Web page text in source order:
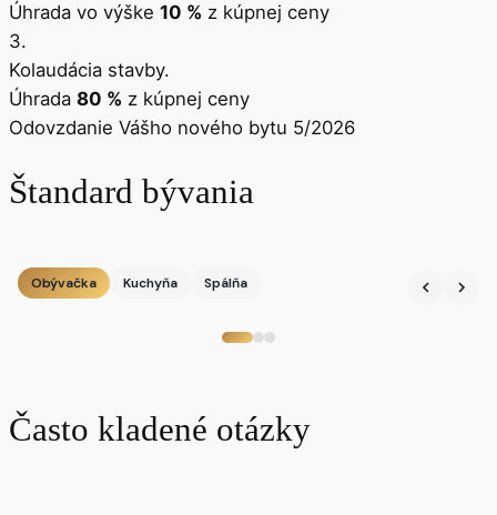
Úhrada vo výške 10 % z kúpnej ceny
3.
Kolaudácia stavby.
Úhrada 80 % z kúpnej ceny
Odovzdanie Vášho nového bytu 5/2026
Štandard bývania
Obývačka Kuchyňa Spálňa
Často kladené otázky